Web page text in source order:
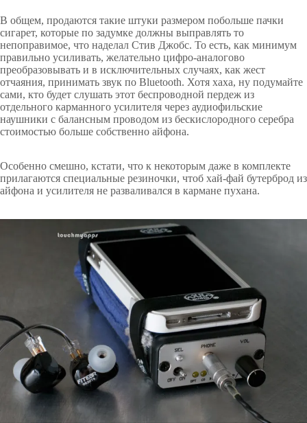
В общем, продаются такие штуки размером побольше пачки
сигарет, которые по задумке должны выправлять то
непоправимое, что наделал Стив Джобс. То есть, как минимум
правильно усиливать, желательно цифро-аналогово
преобразовывать и в исключительных случаях, как жест
отчаяния, принимать звук по Bluetooth. Хотя хаха, ну подумайте
сами, кто будет слушать этот беспроводной пердеж из
отдельного карманного усилителя через аудиофильские
наушники с балансным проводом из бескислородного серебра
стоимостью больше собственно айфона.
Особенно смешно, кстати, что к некоторым даже в комплекте
прилагаются специальные резиночки, чтоб хай-фай бутерброд из
айфона и усилителя не разваливался в кармане пухана.